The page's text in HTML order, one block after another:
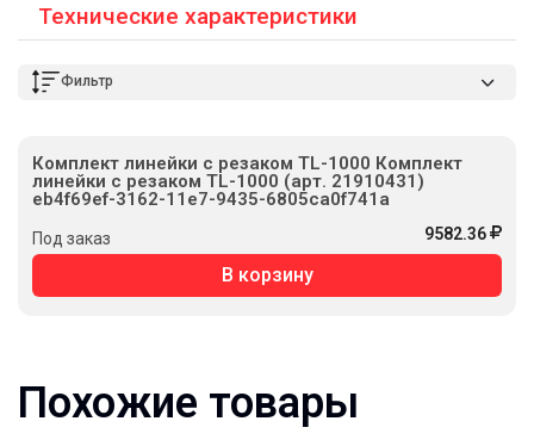
Технические характеристики
Фильтр
Комплект линейки с резаком TL-1000 Комплект
линейки с резаком TL-1000 (арт. 21910431)
eb4f69ef-3162-11e7-9435-6805ca0f741a
Под заказ 9582.36
В корзину
Похожие товары